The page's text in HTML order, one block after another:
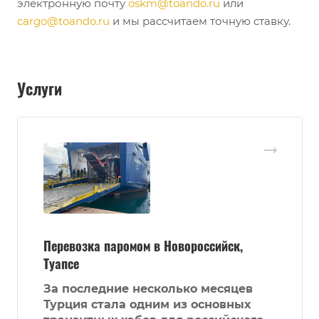
электронную почту oskm@toando.ru или
cargo@toando.ru и мы рассчитаем точную ставку.
Услуги
Перевозка паромом в Новороссийск,
Туапсе
За последние несколько месяцев
Турция стала одним из основных